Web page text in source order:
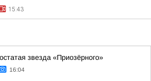
15:43
звезда «Приозёрного»
16:04